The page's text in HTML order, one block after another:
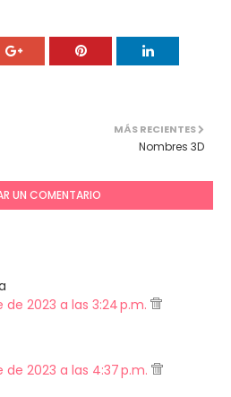
MÁS RECIENTES
Nombres 3D
UN COMENTARIO
2023 a las 3:24 p.m.
2023 a las 4:37 p.m.